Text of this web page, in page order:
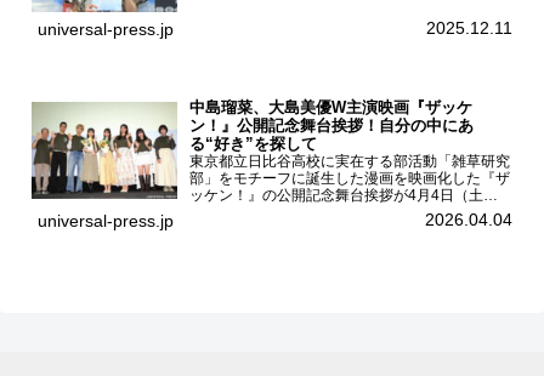
した。AKB48伊藤百花1stフォトブッ...
universal-press.jp 2025.12.11
中島瑠菜、大島美優W主演映画『ザッケ
ン！』公開記念舞台挨拶！自分の中にあ
る“好き”を探して
東京都立日比谷高校に実在する部活動「雑草研究
部」をモチーフに誕生した漫画を映画化した『ザ
ッケン！』の公開記念舞台挨拶が4月4日（土）
ユナイテッドシネマお台場で開催され、出演者の
中島瑠菜、大島美優、八神遼介（ICEx）、阿佐
universal-press.jp 2026.04.04